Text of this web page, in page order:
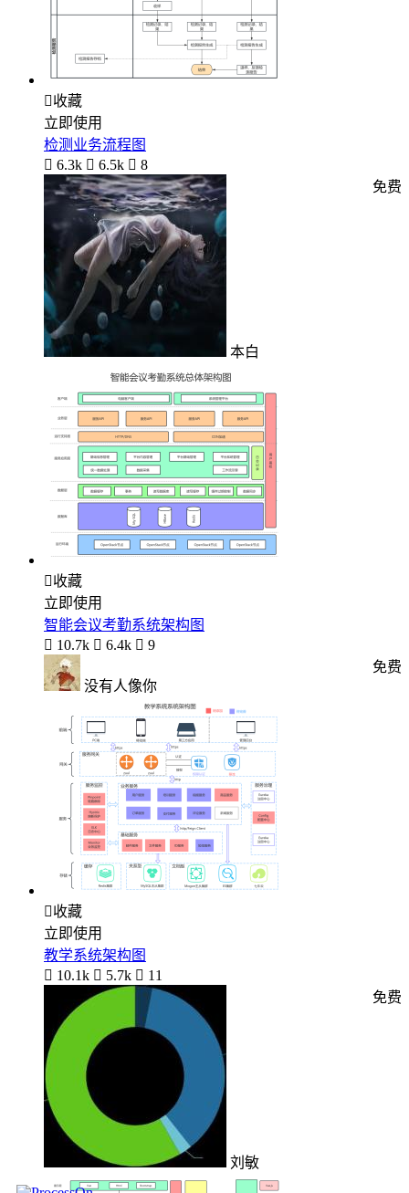
收藏
立即使用
检测业务流程图
 6.3k  6.5k  8
本白
免费
收藏
立即使用
智能会议考勤系统架构图
 10.7k  6.4k  9
没有人像你
免费
收藏
立即使用
教学系统架构图
 10.1k  5.7k  11
刘敏
免费